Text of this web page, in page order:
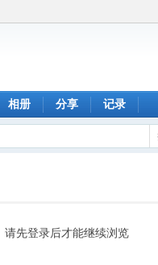
相册 分享 记录
请先登录后才能继续浏览